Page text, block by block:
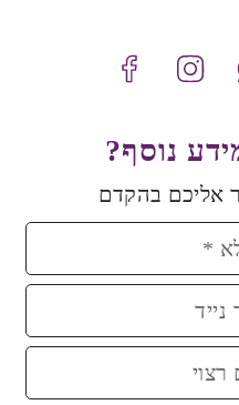
נוסף?
אליכם בהקדם